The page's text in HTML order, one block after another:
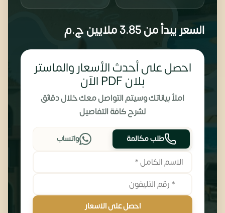
السعر يبدأ من3.85 ملايين ج.م
احصل على أحدث الأسعار والماستر
بلان PDF الآن
املأ بياناتك وسيتم التواصل معك خلال دقائق
لشرح كافة التفاصيل
طلب مكالمة واتساب
احصل على الاسعار